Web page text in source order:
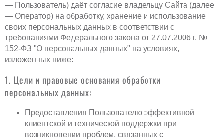
— Пользователь) даёт согласие владельцу Сайта (далее
— Оператор) на обработку, хранение и использование
своих персональных данных в соответствии с
требованиями Федерального закона от 27.07.2006 г. №
152-ФЗ "О персональных данных" на условиях,
изложенных ниже:
1. Цели и правовые основания обработки
персональных данных:
Предоставления Пользователю эффективной
клиентской и технической поддержки при
возникновении проблем, связанных с